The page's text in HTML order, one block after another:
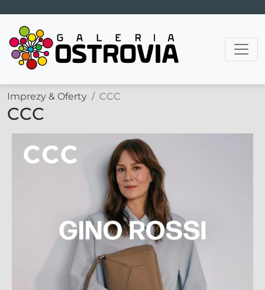
Main Navigation
Imprezy & Oferty CCC
CCC